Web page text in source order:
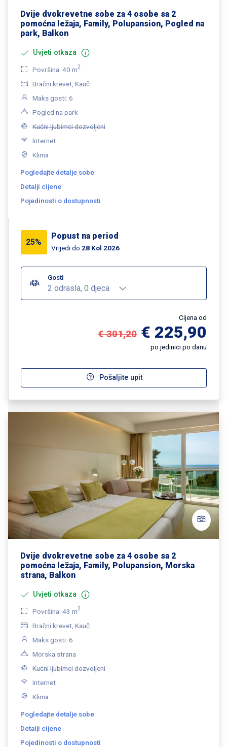
Dvije dvokrevetne sobe za 4 osobe sa 2
pomoćna ležaja, Family, Polupansion, Pogled na
park, Balkon
Uvjeti otkaza
Površina: 40 m2
Bračni krevet, Kauč
Maks gosti: 6
Pogled na park
Kućni ljubimci dozvoljeni
Internet
Klima
Pogledajte detalje sobe
Detalji cijene
Pojedinosti o dostupnosti
25%
Popust na period
Vrijedi do 28 Kol 2026
Gosti
2 odrasla, 0 djeca
Cijena od
€ 301,20 € 225,90
po jedinici po danu
Pošaljite upit
Dvije dvokrevetne sobe za 4 osobe sa 2
pomoćna ležaja, Family, Polupansion, Morska
strana, Balkon
Uvjeti otkaza
Površina: 43 m2
Bračni krevet, Kauč
Maks gosti: 6
Morska strana
Kućni ljubimci dozvoljeni
Internet
Klima
Pogledajte detalje sobe
Detalji cijene
Pojedinosti o dostupnosti